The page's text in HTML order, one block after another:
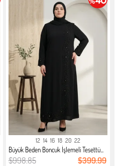
12 14 16 18 20 22
Büyük Beden Boncuk İşlemeli Tesettü...
$998.85 $399.99